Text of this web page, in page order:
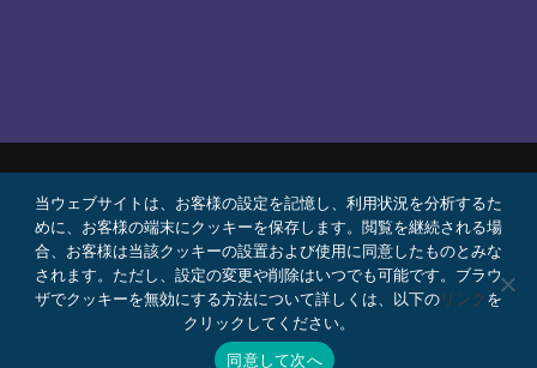
© 2026 Bello, Gallardo, Bonequi y García,
S.C.
コンテンツは自動翻訳されています。言語によって
正確さが異なる場合があります。
プロボノ
採用情報 Webメール
当ウェブサイトは、お客様の設定を記憶し、利用状況を分析するた
めに、お客様の端末にクッキーを保存します。閲覧を継続される場
合、お客様は当該クッキーの設置および使用に同意したものとみな
されます。ただし、設定の変更や削除はいつでも可能です。ブラウ
ザでクッキーを無効にする方法について詳しくは、以下のリンクを
クリックしてください。
同意して次へ